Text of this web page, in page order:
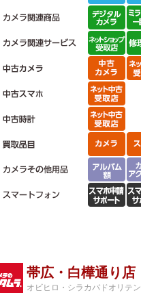
帯広・白樺通り店
オビヒロ・シラカバドオリテン